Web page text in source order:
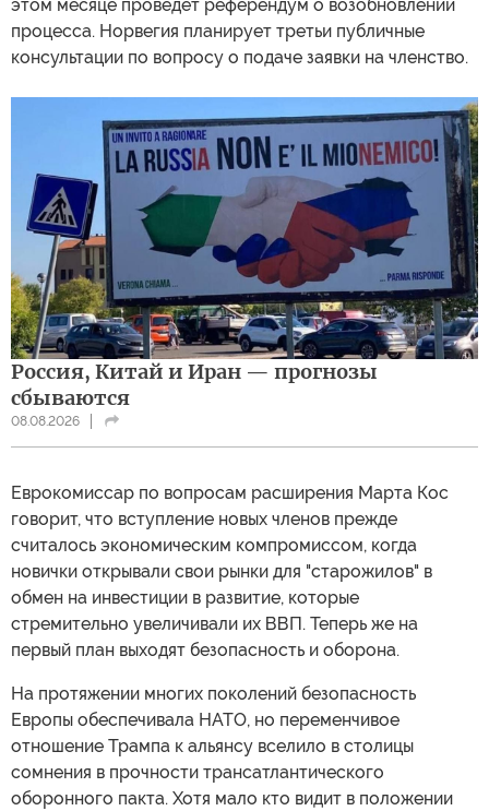
этом месяце проведет референдум о возобновлении
процесса. Норвегия планирует третьи публичные
консультации по вопросу о подаче заявки на членство.
Россия, Китай и Иран — прогнозы
сбываются
08.08.2026
Еврокомиссар по вопросам расширения Марта Кос
говорит, что вступление новых членов прежде
считалось экономическим компромиссом, когда
новички открывали свои рынки для "старожилов" в
обмен на инвестиции в развитие, которые
стремительно увеличивали их ВВП. Теперь же на
первый план выходят безопасность и оборона.
На протяжении многих поколений безопасность
Европы обеспечивала НАТО, но переменчивое
отношение Трампа к альянсу вселило в столицы
сомнения в прочности трансатлантического
оборонного пакта. Хотя мало кто видит в положении